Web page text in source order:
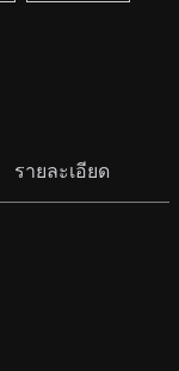
รายละเอียด